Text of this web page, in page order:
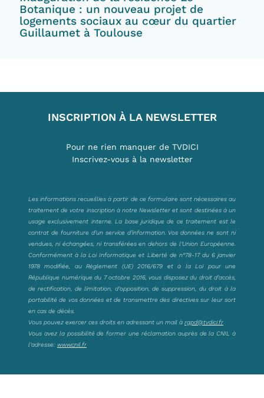
Botanique : un nouveau projet de
logements sociaux au cœur du quartier
Guillaumet à Toulouse
INSCRIPTION À LA NEWSLETTER
Pour ne rien manquer de TVDICI
Inscrivez-vous à la newsletter
Les informations recueillies à partir de ce formulaire sont nécessaires au
traitement de votre inscription à notre Newsletter et sont destinées à un
usage exclusivement interne. La base juridique de ce traitement est le
contrat de fourniture d’un service d’information. Vos données ne sont ni
vendues, ni échangées, ni transférées en dehors de l’Union Européenne.
Conformément à la Loi Informatique et Liberté de n°78-17 du 6 janvier
1978 modifiée, au Règlement (UE) 2016/679 et à la Loi pour une
République numérique du 7 octobre 2016, vous disposez du droit d’accès,
de rectification, de limitation, d’opposition, de suppression, du droit à la
portabilité de vos données et de transmettre des directives sur leur sort
en cas de décès.
Vous pouvez exercer ces droits en adressant un mail à rgpd@tvdici.fr
Vous avez la possibilité de former une réclamation auprès de la CNIL à
l’adresse: www.cnil.fr